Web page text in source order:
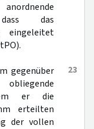
dass das
eingeleitet
23
gegenüber
er die
erteilten
der vollen